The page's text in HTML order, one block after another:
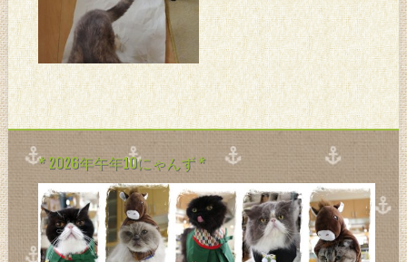
たまにまたたびぱーち
ー。。。 にゃんこの日だった
ね。。。 外すごく寒い
わ。。。 後日別送だったサニ
クラも今日届くみたい。。。
つーことで。。。 体調が良く
ないとにゃんずはマタタビに
反応しない。。。 反応してる
子は元気って
* 2026年午年10にゃんず *